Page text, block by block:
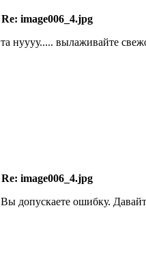
Re: image006_4.jpg
та нуууу..... вылаживайте
Re: image006_4.jpg
Вы допускаете ошибку.